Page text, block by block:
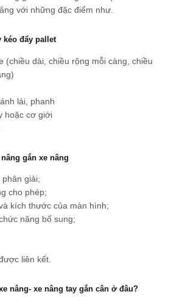
với những đặc điểm như.
kéo đẩy pallet
(chiều dài, chiều rộng mỗi càng, chiều
lái, phanh
hoặc cơ giới
gắn xe nâng
phân giải;
cho phép;
kích thước của màn hình;
năng bổ sung;
liên kết.
nâng- xe nâng tay gắn cân ở đâu?